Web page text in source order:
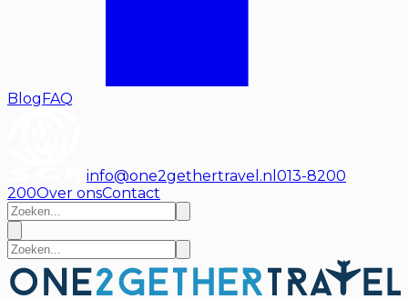
BlogFAQ
info@one2gethertravel.nl 013-8200
200Over onsContact